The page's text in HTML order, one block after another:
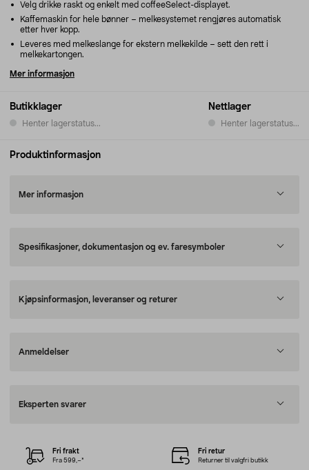
Butikklager
Henter lagerstatus...
Nettlager
Henter lagerstatus...
Velg drikke raskt og enkelt med coffeeSelect-displayet.
Kaffemaskin for hele bønner – melkesystemet rengjøres automatisk
etter hver kopp.
Leveres med melkeslange for ekstern melkekilde – sett den rett i
melkekartongen.
Mer informasjon
Produktinformasjon
Mer informasjon
Spesifikasjoner, dokumentasjon og ev. faresymboler
Kjøpsinformasjon, leveranser og returer
Anmeldelser
Eksperten svarer
Fri frakt
Fra 599,–*
Fri retur
Returner til valgfri butikk